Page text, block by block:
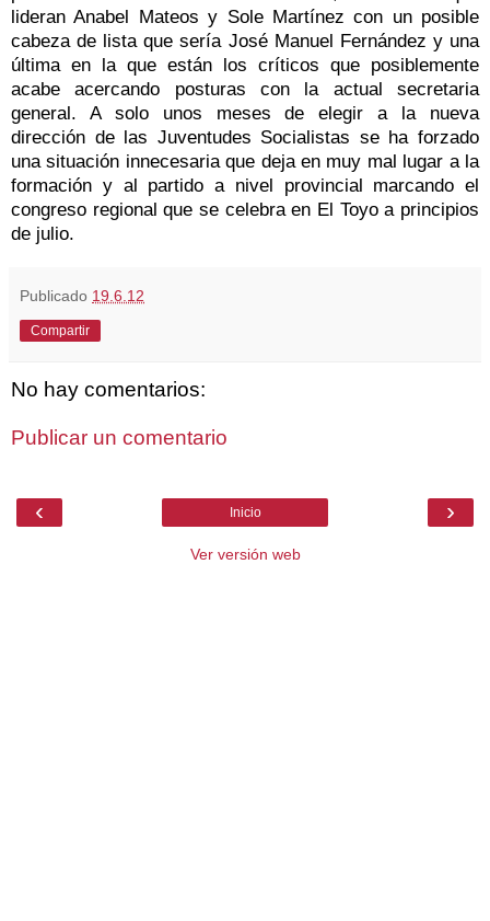
lideran Anabel Mateos y Sole Martínez con un posible
cabeza de lista que sería José Manuel Fernández y una
última en la que están los críticos que posiblemente
acabe acercando posturas con la actual secretaria
general. A solo unos meses de elegir a la nueva
dirección de las Juventudes Socialistas se ha forzado
una situación innecesaria que deja en muy mal lugar a la
formación y al partido a nivel provincial marcando el
congreso regional que se celebra en El Toyo a principios
de julio.
Publicado 19.6.12
Compartir
No hay comentarios:
Publicar un comentario
‹ ›
Inicio
Ver versión web